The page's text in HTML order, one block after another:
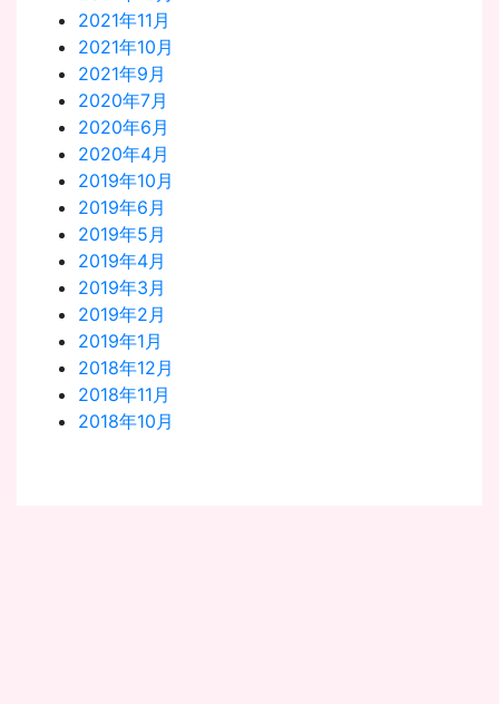
2021年11月
2021年10月
2021年9月
2020年7月
2020年6月
2020年4月
2019年10月
2019年6月
2019年5月
2019年4月
2019年3月
2019年2月
2019年1月
2018年12月
2018年11月
2018年10月